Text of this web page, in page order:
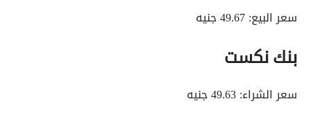
سعر البيع: 49.67 جنيه
بنك نكست
سعر الشراء: 49.63 جنيه